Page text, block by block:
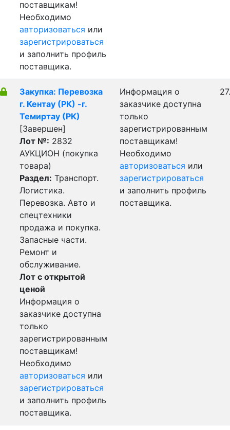
поставщикам!
Необходимо
авторизоваться или
зарегистрироваться
и заполнить профиль
поставщика.
Закупка: Перевозка
г. Кентау (РК) -г.
Темиртау (РК)
[Завершен]
Лот №: 2832
АУКЦИОН (покупка
товара)
Раздел: Транспорт.
Логистика.
Перевозка. Авто и
спецтехники
продажа и покупка.
Запасные части.
Ремонт и
обслуживание.
Лот с открытой
ценой
Информация о
заказчике доступна
только
зарегистрированным
поставщикам!
Необходимо
авторизоваться или
зарегистрироваться
и заполнить профиль
поставщика.
Информация о
заказчике доступна
только
зарегистрированным
поставщикам!
Необходимо
авторизоваться или
зарегистрироваться
и заполнить профиль
поставщика.